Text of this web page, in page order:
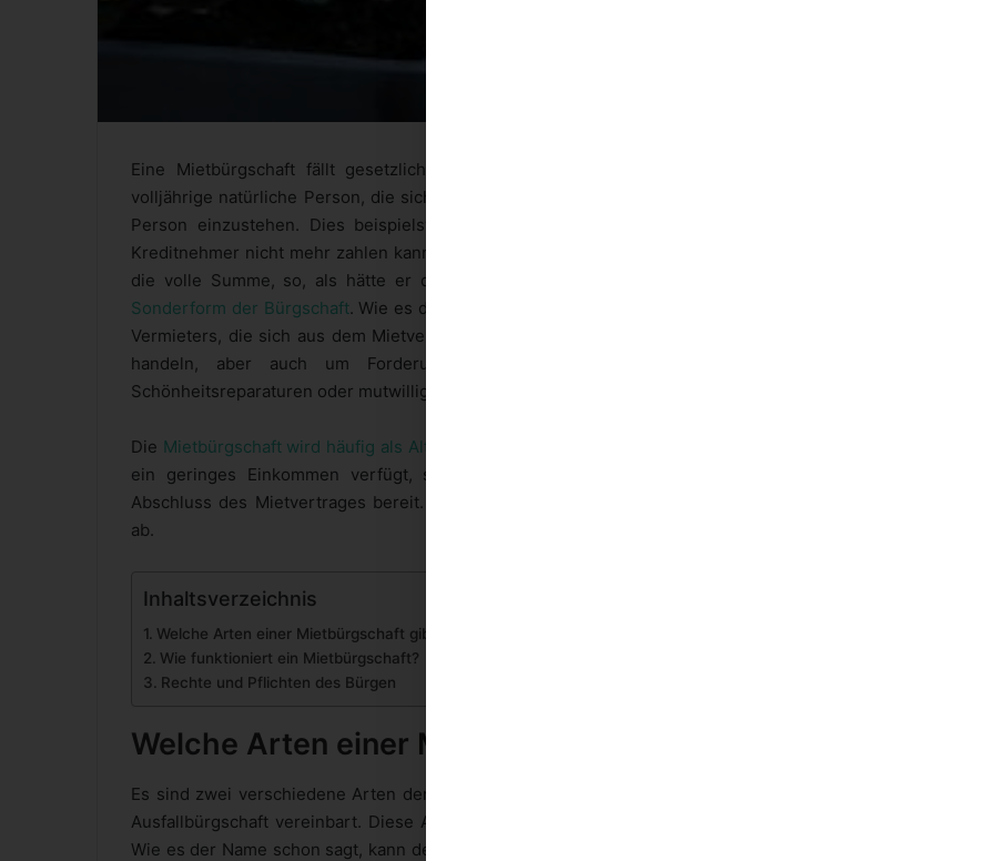
Eine Mietbürgschaft fällt gesetzlich betrachtet unter das Bürgschaftsrecht. Ein Bürge ist eine
volljährige natürliche Person, die sich bereit erklärt, für die finanziellen Forderungen einer anderen
Person einzustehen. Dies beispielsweise bei der Aufnahme eines Kredites der Fall. Wenn der
Kreditnehmer nicht mehr zahlen kann oder möchte, tritt die Bank an den Bürgen heran. Er haftet für
die volle Summe, so, als hätte er den Kredit selbst aufgenommen.
Sonderform der Bürgschaft. Wie es der Name schon sagt, haftet der Bürge für alle Forderungen des
Vermieters, die sich aus dem Mietverhältnis ergeben können. Dabei kann es sich um Mietschulden
handeln, aber auch um Forderungen, die sich im Zusammenhang mit Renovierungen,
Schönheitsreparaturen oder mutwilligen Beschädigungen ergeben können.
Die Mietbürgschaft wird häufig als Alternative zu einer Kaution akzeptiert
ein geringes Einkommen verfügt, sind Vermieter oftmals nur bei Stellung eines Bürgen zum
Abschluss des Mietvertrages bereit. So sichern sich Vermieter gegen eventuelle Zahlungsausfälle
ab.
Inhaltsverzeichnis
Welche Arten einer Mietbürgschaft gibt es?
Wie funktioniert ein Mietbürgschaft?
Rechte und Pflichten des Bürgen
Welche Arten einer Mietbürgschaft gibt es?
Es sind zwei verschiedene Arten der Mietbürgschaft zulässig. Am häufigsten wird eine sogenannte
Ausfallbürgschaft vereinbart. Diese Art der Bürgschaft kann auch als Regelfall bezeichnet werden.
Wie es der Name schon sagt, kann der Vermieter den Bürgen in Anspruch nehmen, wenn der Mieter